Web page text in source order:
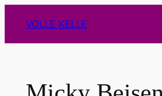
Inhalt
springen
VOLLE KELLE